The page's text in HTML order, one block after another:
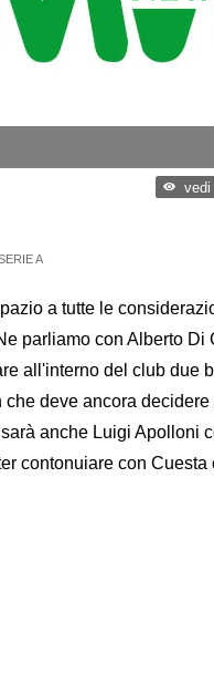
vedi
A
a tutte le
parliamo con Alberto
all'interno del club due
deve ancora
anche Luigi Apolloni
contonuiare con Cuesta